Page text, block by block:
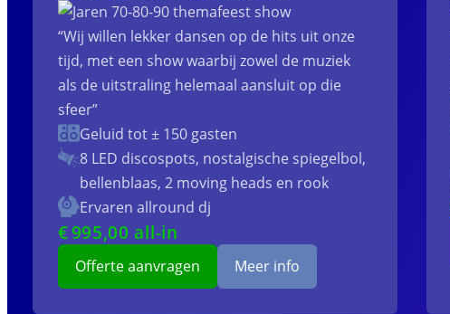
“Wij willen lekker dansen op de hits uit onze
tijd, met een show waarbij zowel de muziek
als de uitstraling helemaal aansluit op die
sfeer”
Geluid tot ± 150 gasten
8 LED discospots, nostalgische spiegelbol,
bellenblaas, 2 moving heads en rook
Ervaren allround dj
€995,00 all-in
Offerte aanvragen Meer info